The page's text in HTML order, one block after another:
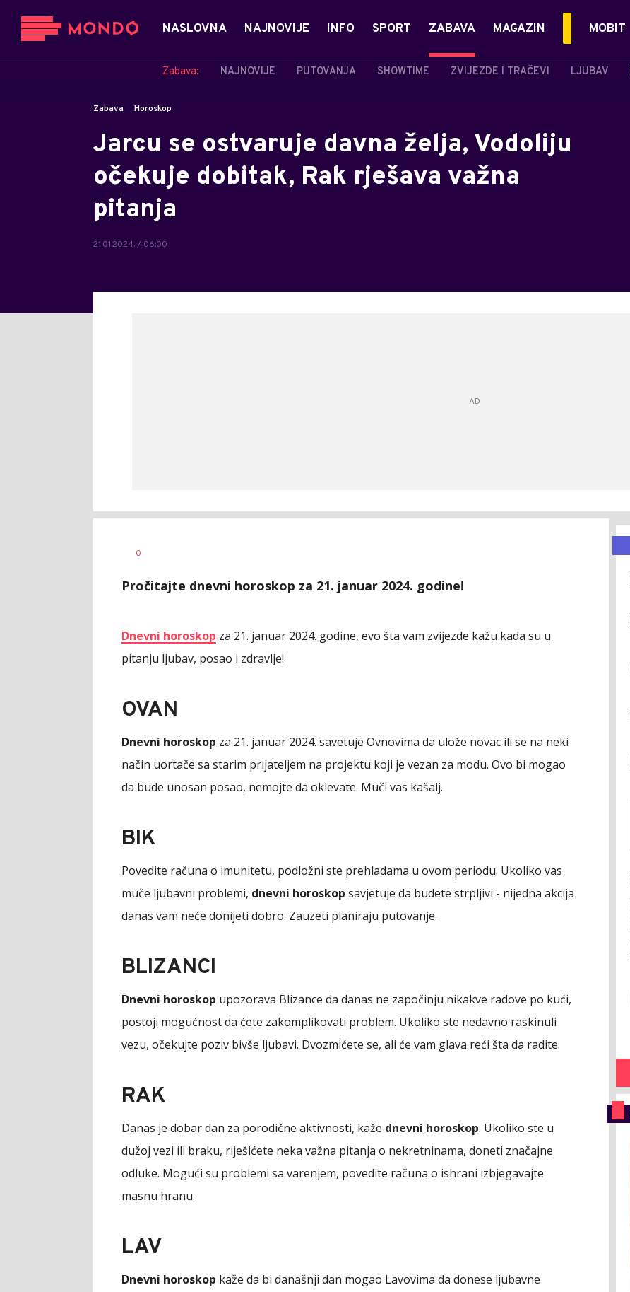
NASLOVNA NAJNOVIJE INFO SPORT ZABAVA
Zabava: NAJNOVIJE PUTOVANJA SHOWTIME ZVIJEZDE I TRAČEVI LJUBAV
MAGAZIN MOBIT
Zabava Horoskop
Jarcu se ostvaruje davna želja, Vodoliju
očekuje dobitak, Rak rješava važna
pitanja
21.01.2024. / 06:00
AUTOR
0
Pročitajte dnevni horoskop za 21. januar 2024. godine!
Dnevni horoskop za 21. januar 2024. godine, evo šta vam zvijezde kažu kada su u
pitanju ljubav, posao i zdravlje!
OVAN
Dnevni horoskop za 21. januar 2024. savetuje Ovnovima da ulože novac ili se na neki
način uortače sa starim prijateljem na projektu koji je vezan za modu. Ovo bi mogao
da bude unosan posao, nemojte da oklevate. Muči vas kašalj.
BIK
Povedite računa o imunitetu, podložni ste prehladama u ovom periodu. Ukoliko vas
muče ljubavni problemi, dnevni horoskop savjetuje da budete strpljivi - nijedna akcija
danas vam neće donijeti dobro. Zauzeti planiraju putovanje.
BLIZANCI
Dnevni horoskop upozorava Blizance da danas ne započinju nikakve radove po kući,
postoji mogućnost da ćete zakomplikovati problem. Ukoliko ste nedavno raskinuli
vezu, očekujte poziv bivše ljubavi. Dvozmićete se, ali će vam glava reći šta da radite.
RAK
Danas je dobar dan za porodične aktivnosti, kaže dnevni horoskop. Ukoliko ste u
dužoj vezi ili braku, riješićete neka važna pitanja o nekretninama, doneti značajne
odluke. Mogući su problemi sa varenjem, povedite računa o ishrani izbjegavajte
masnu hranu.
LAV
Dnevni horoskop kaže da bi današnji dan mogao Lavovima da donese ljubavne